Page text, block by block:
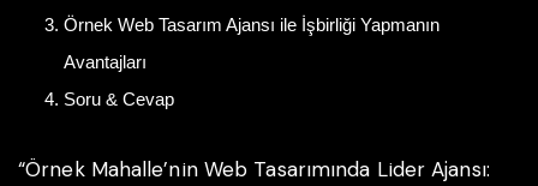
Örnek Web Tasarım Ajansı ile İşbirliği Yapmanın
Avantajları
Soru & Cevap
“Örnek Mahalle’nin Web Tasarımında Lider Ajansı: